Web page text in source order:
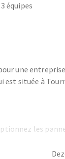
équipes
une
est située à
les